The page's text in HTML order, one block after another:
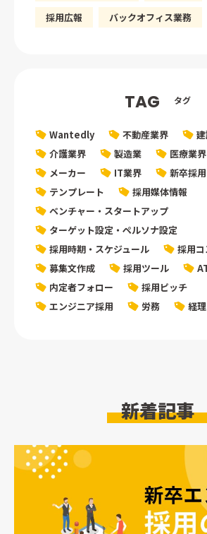
ナレッジ資料
ウェビナー
採用広報
バックオフィス業務
TAG タグ
Wantedly 不動産業界
介護業界
製造業 医療業界
メーカー
IT業界
新卒採用
テンプレート
採用媒体情報
ベンチャー・スタートアップ
ターゲット設定・ペルソナ設定
採用時期・スケジュール
採用コ
募集文作成
採用ツール
内定者フォロー
採用ピッチ
エンジニア採用
労務 経理
新着記事